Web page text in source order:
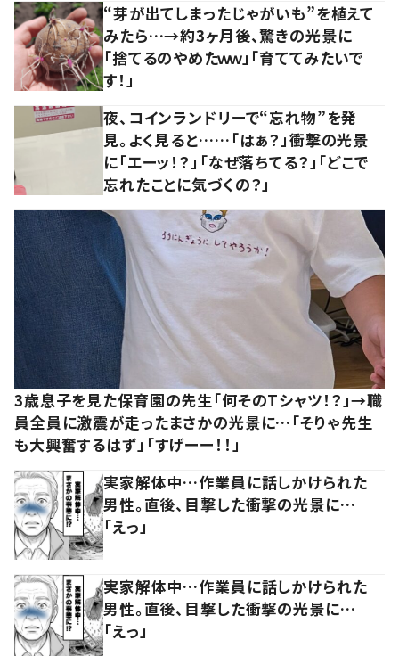
“芽が出てしまったじゃがいも”を植えて
みたら…→約3ヶ月後、驚きの光景に
「捨てるのやめたｗｗ」「育ててみたいで
す！」
夜、コインランドリーで“忘れ物”を発
見。よく見ると……「はぁ？」衝撃の光景
に「エーッ！？」「なぜ落ちてる？」「どこで
忘れたことに気づくの？」
3歳息子を見た保育園の先生「何そのTシャツ！？」→職
員全員に激震が走ったまさかの光景に…「そりゃ先生
も大興奮するはず」「すげーー！！」
実家解体中…作業員に話しかけられた
男性。直後、目撃した衝撃の光景に…
「えっ」
実家解体中…作業員に話しかけられた
男性。直後、目撃した衝撃の光景に…
「えっ」